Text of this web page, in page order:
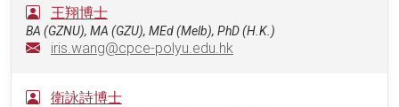
王翔博士
BA (GZNU), MA (GZU), MEd (Melb), PhD (H.K.)
iris.wang@cpce-polyu.edu.hk
衛詠詩博士